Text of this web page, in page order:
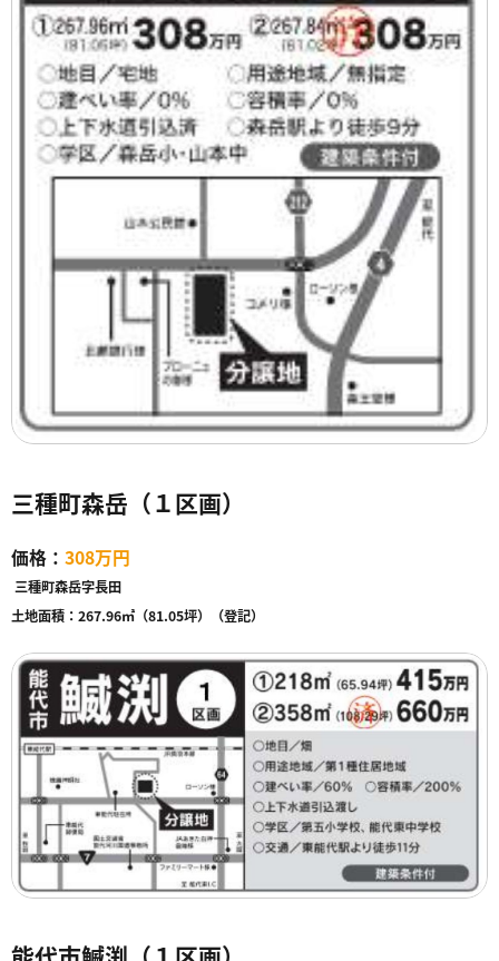
三種町森岳（１区画）
価格： 308万円
三種町森岳字長田
土地面積： 267.96㎡（81.05坪）（登記）